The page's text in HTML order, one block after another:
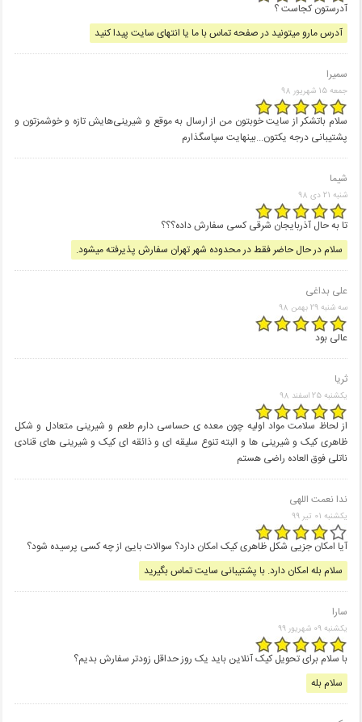
آدرستون کجاست ؟
آدرس مارو میتونید در صفحه تماس با ما یا انتهای سایت پیدا کنید
سمیرا
جمعه 15 شهریور 98
سلام باتشکر از سایت خوبتون من از ارسال به موقع و شیرینی‌هایش تازه و خوشمزتون و
پشتیبانی درجه یکتون...بینهایت سپاسگذارم
شیما
شنبه 21 دى 98
تا به حال آذربایجان شرقی کسی سفارش داده؟؟؟
سلام در حال حاضر فقط در محدوده شهر تهران سفارش پذیرفته میشود.
على بداغى
سه شنبه 29 بهمن 98
عالى بود
ثریا
یکشنبه 25 اسفند 98
از لحاظ سلامت مواد اولیه چون معده ی حساسی دارم طعم و شیرینی متعادل و شکل
ظاهری کیک و شیرینی ها و البته تنوع سلیقه ای و ذائقه ای کیک و شیرینی های قنادی
ناتلی فوق العاده راضی هستم
ندا نعمت اللهی
یکشنبه 01 تير 99
آیا امکان جزیی شکل ظاهری کیک امکان دارد؟ سوالات بایئ از چه کسی پرسیده شود؟
سلام بله امکان دارد. با پشتیبانی سایت تماس بگیرید
سارا
یکشنبه 09 شهریور 99
با سلام برای تحویل کیک آنلاین باید یک روز حداقل زودتر سفارش بدیم؟
سلام بله